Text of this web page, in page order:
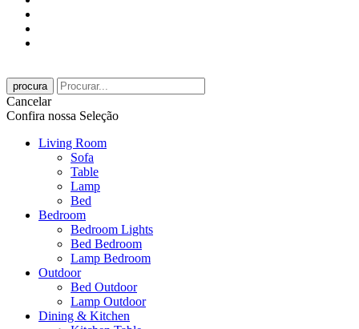
procura
Cancelar
Confira nossa Seleção
Living Room
Sofa
Table
Lamp
Bed
Bedroom
Bedroom Lights
Bed Bedroom
Lamp Bedroom
Outdoor
Bed Outdoor
Lamp Outdoor
Dining & Kitchen